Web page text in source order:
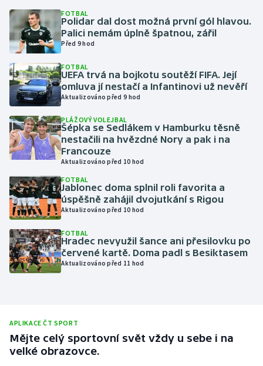
Gymnastika
Házená
Jezdectví
Judo
Krasobruslení
Lezení
Lyže a snowboard
Moderní pětiboj
Motorsport
Olympijské hry
Plavání
Plážový volejbal
FOTBAL
Polidar dal dost možná první gól hlavou.
Palici nemám úplně špatnou, zářil
Před 9 hod
FOTBAL
UEFA trvá na bojkotu soutěží FIFA. Její
omluva jí nestačí a Infantinovi už nevěří
Aktualizováno před 9 hod
PLÁŽOVÝ VOLEJBAL
Šépka se Sedlákem v Hamburku těsně
nestačili na hvězdné Nory a pak i na
Francouze
Aktualizováno před 10 hod
FOTBAL
Jablonec doma splnil roli favorita a
úspěšně zahájil dvojutkání s Rigou
Aktualizováno před 10 hod
FOTBAL
Hradec nevyužil šance ani přesilovku po
červené kartě. Doma padl s Besiktasem
Aktualizováno před 11 hod
APLIKACE ČT SPORT
Mějte celý sportovní svět vždy u sebe i na
velké obrazovce.